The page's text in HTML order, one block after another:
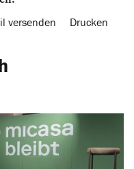
versenden Drucken